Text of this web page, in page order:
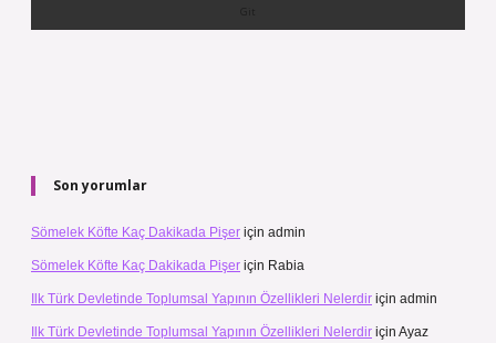
Son yorumlar
Sömelek Köfte Kaç Dakikada Pişer için admin
Sömelek Köfte Kaç Dakikada Pişer için Rabia
Ilk Türk Devletinde Toplumsal Yapının Özellikleri Nelerdir için admin
Ilk Türk Devletinde Toplumsal Yapının Özellikleri Nelerdir için Ayaz